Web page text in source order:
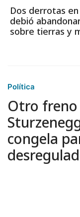
Dos derrotas
debió
sobre tierras y
Política
Otro freno
congela